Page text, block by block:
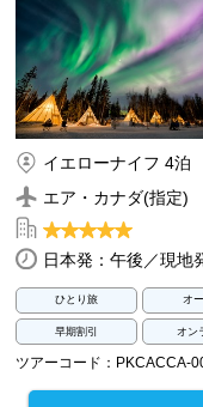
イエローナイフ 4泊
エア・カナダ(指定)
日本発：午後／現地
ひとり旅 オ
早期割引 オン
ツアーコード：PKCACCA-